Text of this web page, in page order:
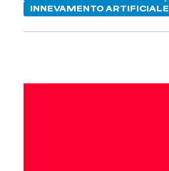
INNEVAMENTO ARTIFICIALE